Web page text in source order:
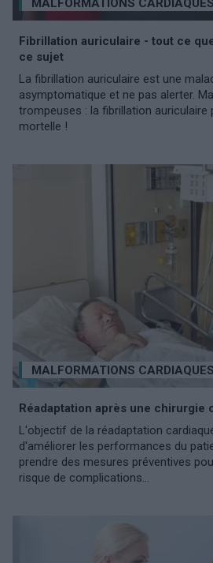
MALFORMATIONS CARDIAQUES
Fibrillation auriculaire - tout ce
ce sujet
La fibrillation auriculaire est une
asymptomatique et ne pas alerter.
trompeuses : la fibrillation auriculaire
mortelle !
MALFORMATIONS CARDIAQUES
Réadaptation après une chirurgie
L'objectif de la réadaptation
d'améliorer les performances du
prendre des mesures préventives
risque de complications...